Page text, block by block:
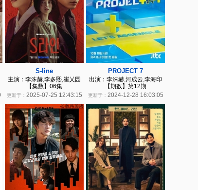
S-line
主演：李洙赫,李多熙,崔乂园
【集数】06集
更新于： 2025-07-25 12:43:15
PROJECT 7
出演：李洙赫,河成云,李海印
【期数】第12期
更新于： 2024-12-28 16:03:05